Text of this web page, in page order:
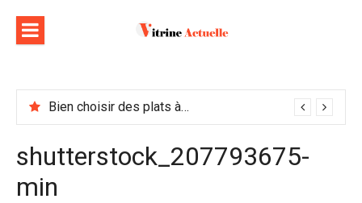
contenu
Bien choisir des plats à emporter : astuces et idées pour varier les plaisirs
shutterstock_207793675-
min